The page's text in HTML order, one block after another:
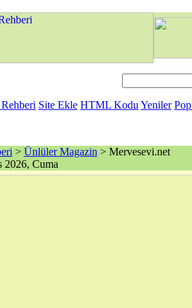
Site Ekle HTML Kodu Yeniler
> Ünlüler Magazin > Mervesevi.net
2026, Cuma